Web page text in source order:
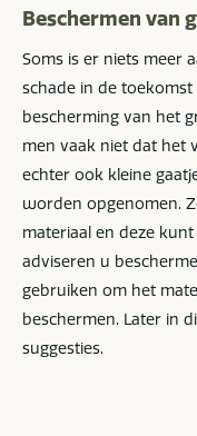
Beschermen van
Soms is er niets meer
schade in de
bescherming van het
men vaak niet dat het
echter ook kleine
worden opgenomen.
materiaal en deze
adviseren u
gebruiken om het
beschermen. Later in
suggesties.